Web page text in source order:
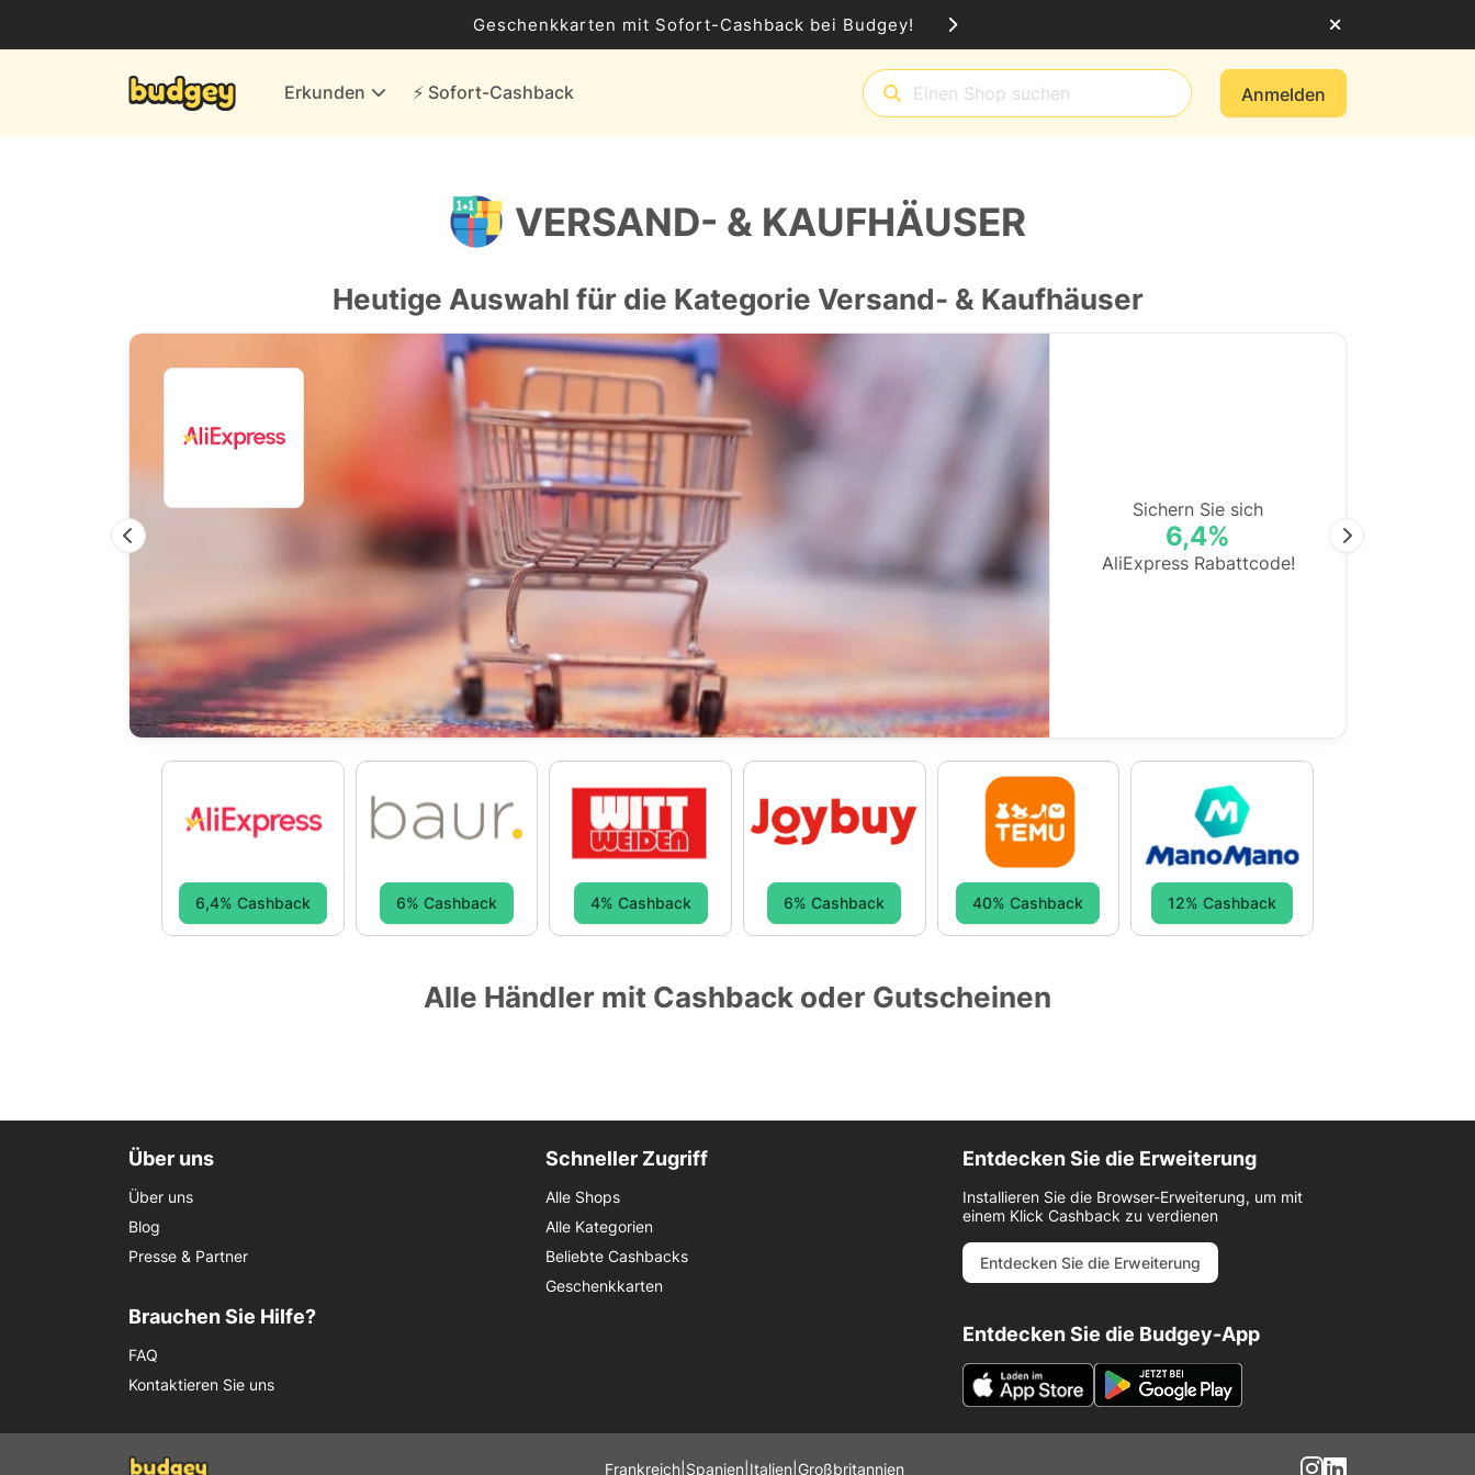
Geschenkkarten mit Sofort-Cashback bei Budgey!
Erkunden ⚡️ Sofort-Cashback Anmelden
Finanzen & Versicherungen
VERSAND- & KAUFHÄUSER
Heutige Auswahl für die Kategorie Versand- & Kaufhäuser
Sichern Sie sich
6,4%
AliExpress Rabattcode!
Previous Next
6,4% Cashback 6% Cashback 4% Cashback 6% Cashback 40% Cashback 12% Cashback
Alle Händler mit Cashback oder Gutscheinen
Über uns
Über uns
Blog
Presse & Partner
Brauchen Sie Hilfe?
FAQ
Kontaktieren Sie uns
Schneller Zugriff
Alle Shops
Alle Kategorien
Beliebte Cashbacks
Geschenkkarten
Entdecken Sie die Erweiterung
Installieren Sie die Browser-Erweiterung, um mit
einem Klick Cashback zu verdienen
Entdecken Sie die Erweiterung
Entdecken Sie die Budgey-App
Frankreich| Spanien Italien Großbritannien